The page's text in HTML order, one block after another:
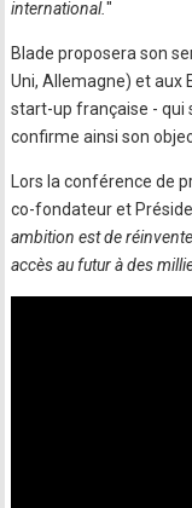
international."
Blade proposera son
Uni, Allemagne) et aux
start-up française - qui
confirme ainsi son
Lors la conférence de
co-fondateur et
ambition est de
accès au futur à des